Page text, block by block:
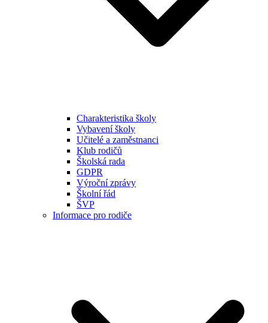
Charakteristika školy
Vybavení školy
Učitelé a zaměstnanci
Klub rodičů
Školská rada
GDPR
Výroční zprávy
Školní řád
ŠVP
Informace pro rodiče